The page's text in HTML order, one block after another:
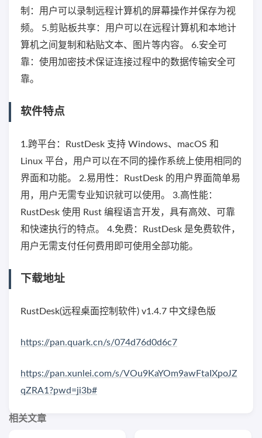
制：用户可以录制远程计算机的屏幕操作并保存为视
频。 5.剪贴板共享：用户可以在远程计算机和本地计
算机之间复制和粘贴文本、图片等内容。 6.安全可
靠：使用加密技术保证连接过程中的数据传输安全可
靠。
软件特点
1.跨平台：RustDesk 支持 Windows、macOS 和
Linux 平台，用户可以在不同的操作系统上使用相同的
界面和功能。 2.易用性：RustDesk 的用户界面简单易
用，用户无需专业知识就可以使用。 3.高性能：
RustDesk 使用 Rust 编程语言开发，具有高效、可靠
和快速执行的特点。 4.免费：RustDesk 是免费软件，
用户无需支付任何费用即可使用全部功能。
下载地址
RustDesk(远程桌面控制软件) v1.4.7 中文绿色版
https://pan.quark.cn/s/074d76d0d6c7
https://pan.xunlei.com/s/VOu9KaYOm9awFtaIXpoJZ
qZRA1?pwd=ji3b#
相关文章